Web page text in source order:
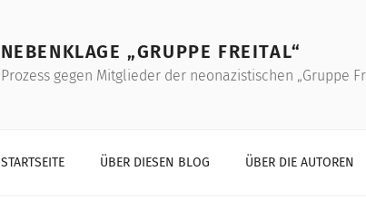
NEBENKLAGE „GRUPPE FREITAL“
Prozess gegen Mitglieder der neonazistischen „Gruppe
STARTSEITE ÜBER DIESEN BLOG ÜBER DIE AUTOREN